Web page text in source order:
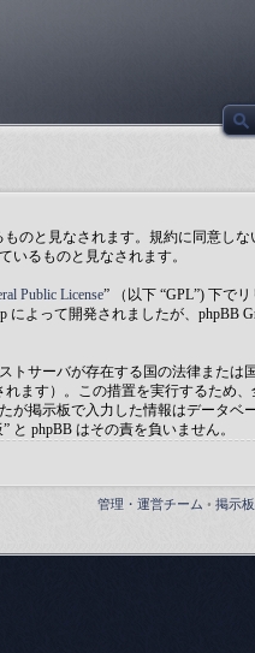
のと見なされます。規約に同意し
いるものと見なされます。
Public License” （以下 “GPL”) 下で
よって開発されましたが、phpBB
サーバが存在する国の法律または
ます）。この措置を実行するため
掲示板で入力した情報はデータベ
phpBB はその責を負いません。
管理・運営チーム • 掲示